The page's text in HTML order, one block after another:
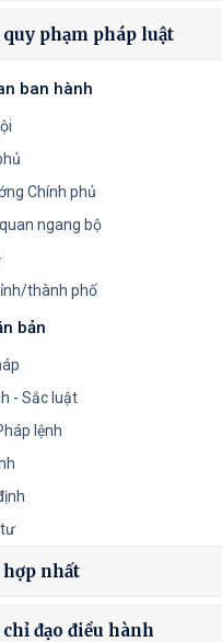
quy phạm pháp luật
ban hành
Chính phủ
ngang bộ
thành phố
bản
- Sắc luật
lệnh
hợp nhất
chỉ đạo điều hành